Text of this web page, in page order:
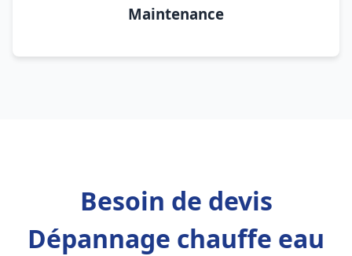
Maintenance
Besoin de devis
Dépannage chauffe eau